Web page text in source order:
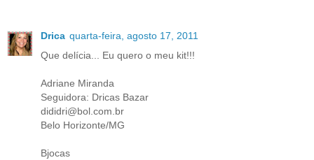
Drica quarta-feira, agosto 17, 2011
Que delícia... Eu quero o meu kit!!!
Adriane Miranda
Seguidora: Dricas Bazar
dididri@bol.com.br
Belo Horizonte/MG
Bjocas